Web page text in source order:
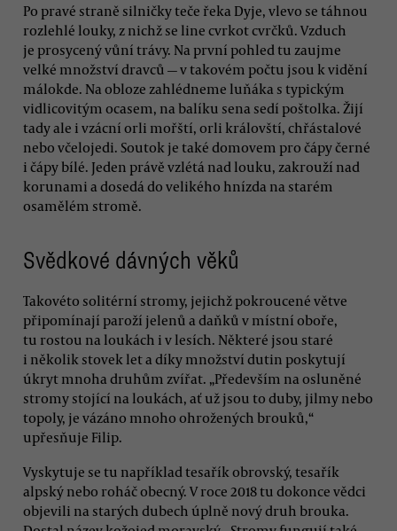
Po pravé straně silničky teče řeka Dyje, vlevo se táhnou
rozlehlé louky, z nichž se line cvrkot cvrčků. Vzduch
je prosycený vůní trávy. Na první pohled tu zaujme
velké množství dravců — v takovém počtu jsou k vidění
málokde. Na obloze zahlédneme luňáka s typickým
vidlicovitým ocasem, na balíku sena sedí poštolka. Žijí
tady ale i vzácní orli mořští, orli královští, chřástalové
nebo včelojedi. Soutok je také domovem pro čápy černé
i čápy bílé. Jeden právě vzlétá nad louku, zakrouží nad
korunami a dosedá do velikého hnízda na starém
osamělém stromě.
Svědkové dávných věků
Takovéto solitérní stromy, jejichž pokroucené větve
připomínají paroží jelenů a daňků v místní oboře,
tu rostou na loukách i v lesích. Některé jsou staré
i několik stovek let a díky množství dutin poskytují
úkryt mnoha druhům zvířat. „Především na osluněné
stromy stojící na loukách, ať už jsou to duby, jilmy nebo
topoly, je vázáno mnoho ohrožených brouků,“
upřesňuje Filip.
Vyskytuje se tu například tesařík obrovský, tesařík
alpský nebo roháč obecný. V roce 2018 tu dokonce vědci
objevili na starých dubech úplně nový druh brouka.